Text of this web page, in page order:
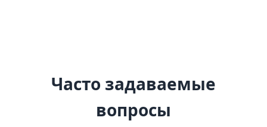
Часто задаваемые
вопросы